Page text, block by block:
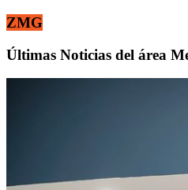
ZMG
Últimas Noticias del área